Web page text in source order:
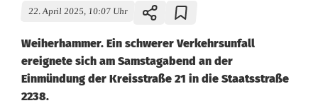
22. April 2025, 10:07 Uhr
Weiherhammer. Ein schwerer Verkehrsunfall
ereignete sich am Samstagabend an der
Einmündung der Kreisstraße 21 in die Staatsstraße
2238.